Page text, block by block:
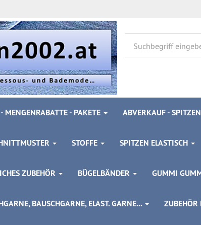
MENGENRABATTE - PAKETE ABVERKAUF -
STOFFE SPITZEN ELASTISCH
ZUBEHÖR BÜGELBÄNDER GUMMI
BAUSCHGARNE, ELAST. GARNE...